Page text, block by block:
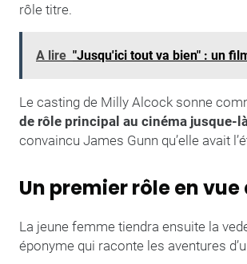
rôle titre.
A lire "Jusqu'ici tout va bien" : un
Le casting de Milly Alcock sonne
de rôle principal au cinéma jusque-
convaincu James Gunn qu’elle avait
Un premier rôle en
La jeune femme tiendra ensuite la
éponyme qui raconte les aventures